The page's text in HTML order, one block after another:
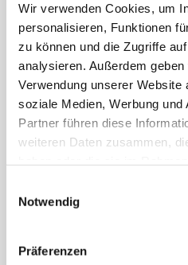
Wir verwenden Cookies, um
personalisieren, Funktionen
zu können und die Zugriffe
analysieren. Außerdem
Verwendung unserer Website
soziale Medien, Werbung
Partner führen diese
weiteren Daten zusammen,
Cookies, wenn Sie unsere
Notwendig
Präferenzen
Prozent.
„Diese Entwicklung zeigt,
Tabaksucht noch nicht
brauchen, sind mehr
Aufklärungsprogramme,
Möglichkeiten der
anderen
evidenzbasierte Therapie
Tabakabhängigkeit von den
werden“, forderte Reinhardt.
Dringend notwendig seien